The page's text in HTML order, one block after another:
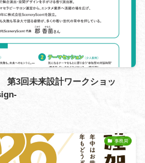
第3回未来設計ワークショッ
事務局